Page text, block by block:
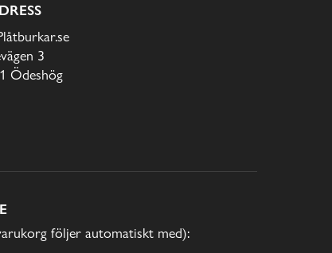
3
Ödeshög
följer automatiskt med):